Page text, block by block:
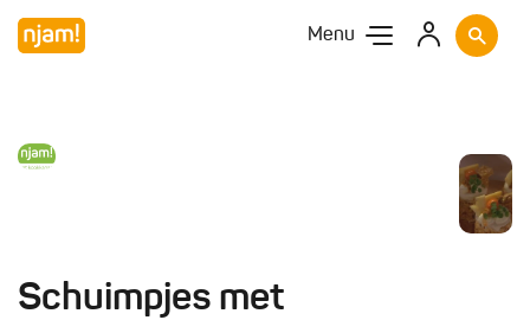
Menu
Schuimpjes met